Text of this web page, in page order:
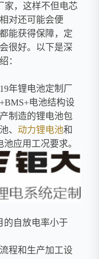
家，这样不但电芯
对还可能会便
能获得保障，定
很好。以下是深
：
19年锂电池定制厂
+BMS+电池结构设
制造的锂电池包
、 动力锂电池和
应用工况要求。
的自放电率小于
程和生产加工设